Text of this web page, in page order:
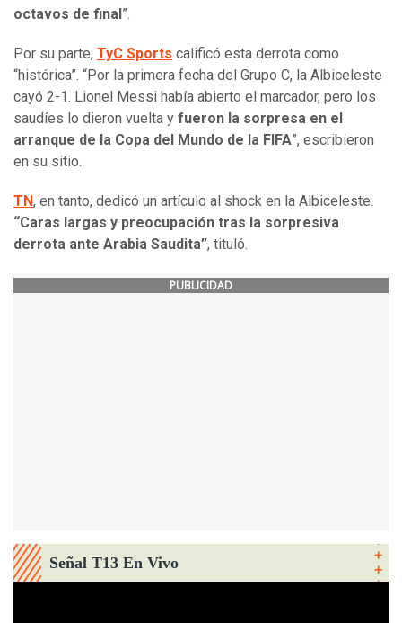
octavos de final ”.
Por su parte, TyC Sports calificó esta derrota como
“histórica”. “Por la primera fecha del Grupo C, la Albiceleste
cayó 2-1. Lionel Messi había abierto el marcador, pero los
saudíes lo dieron vuelta y fueron la sorpresa en el
arranque de la Copa del Mundo de la FIFA”, escribieron
en su sitio.
TN, en tanto, dedicó un artículo al shock en la Albiceleste.
“Caras largas y preocupación tras la sorpresiva
derrota ante Arabia Saudita”, tituló.
PUBLICIDAD
Señal T13 En Vivo